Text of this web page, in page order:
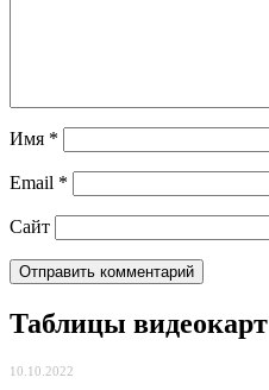
Имя *
Email *
Сайт
Таблицы видеокарт
10.10.2022